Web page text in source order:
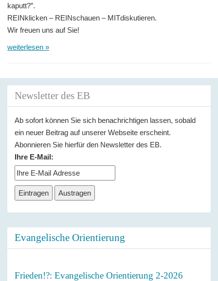
kaputt?”.
REINklicken – REINschauen – MITdiskutieren.
Wir freuen uns auf Sie!
weiterlesen »
Newsletter des EB
Ab sofort können Sie sich benachrichtigen lassen, sobald
ein neuer Beitrag auf unserer Webseite erscheint.
Abonnieren Sie hierfür den Newsletter des EB.
Ihre E-Mail:
Evangelische Orientierung
Frieden!?: Evangelische Orientierung 2-2026